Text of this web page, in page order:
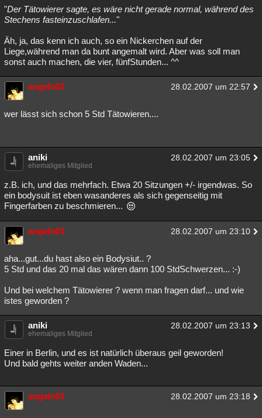
"Der Tätowierer sagte, es wäre nicht gerade normal, während des
Stechens fasteinzuschlafen..."
Äh, ja, das kenn ich auch, so ein Nickerchen auf der
Liege,während man da bunt angemalt wird. Aber was soll man
sonst auch machen, die vier, fünfStunden... ^^
angelo01 28.02.2007 um 22:57
wer lässt sich schon 5 Std Tätowieren....
aniki 28.02.2007 um 23:05
ehemaliges Mitglied
z.B. ich, und das mehrfach. Etwa 20 Sitzungen +/- irgendwas. So
ein bodysuit ist eben wasanderes als sich gegenseitig mit
Fingerfarben zu beschmieren...
angelo01 28.02.2007 um 23:10
aha...gut...du hast also ein Bodysiut.. ?
5 Std und das 20 mal das wären dann 100 StdSchwerzen... :-)
Und bei welchem Tätowierer ? wenn man fragen darf... und wie
istes geworden ?
aniki 28.02.2007 um 23:13
ehemaliges Mitglied
Einer in Berlin, und es ist natürlich überaus geil geworden!
Und bald gehts weiter anden Waden...
angelo01 28.02.2007 um 23:18